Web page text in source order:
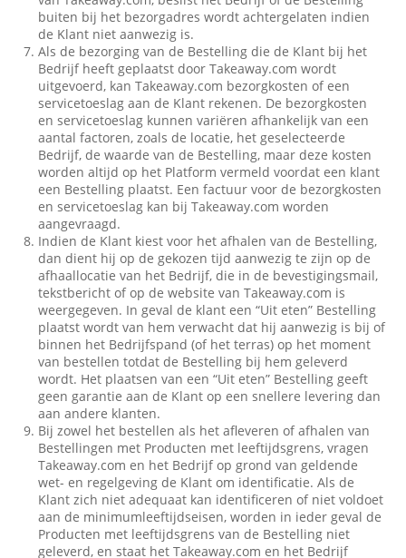
buiten bij het bezorgadres wordt achtergelaten indien
de Klant niet aanwezig is.
Als de bezorging van de Bestelling die de Klant bij het
Bedrijf heeft geplaatst door Takeaway.com wordt
uitgevoerd, kan Takeaway.com bezorgkosten of een
servicetoeslag aan de Klant rekenen. De bezorgkosten
en servicetoeslag kunnen variëren afhankelijk van een
aantal factoren, zoals de locatie, het geselecteerde
Bedrijf, de waarde van de Bestelling, maar deze kosten
worden altijd op het Platform vermeld voordat een klant
een Bestelling plaatst. Een factuur voor de bezorgkosten
en servicetoeslag kan bij Takeaway.com worden
aangevraagd.
Indien de Klant kiest voor het afhalen van de Bestelling,
dan dient hij op de gekozen tijd aanwezig te zijn op de
afhaallocatie van het Bedrijf, die in de bevestigingsmail,
tekstbericht of op de website van Takeaway.com is
weergegeven. In geval de klant een “Uit eten” Bestelling
plaatst wordt van hem verwacht dat hij aanwezig is bij of
binnen het Bedrijfspand (of het terras) op het moment
van bestellen totdat de Bestelling bij hem geleverd
wordt. Het plaatsen van een “Uit eten” Bestelling geeft
geen garantie aan de Klant op een snellere levering dan
aan andere klanten.
Bij zowel het bestellen als het afleveren of afhalen van
Bestellingen met Producten met leeftijdsgrens, vragen
Takeaway.com en het Bedrijf op grond van geldende
wet- en regelgeving de Klant om identificatie. Als de
Klant zich niet adequaat kan identificeren of niet voldoet
aan de minimumleeftijdseisen, worden in ieder geval de
Producten met leeftijdsgrens van de Bestelling niet
geleverd, en staat het Takeaway.com en het Bedrijf